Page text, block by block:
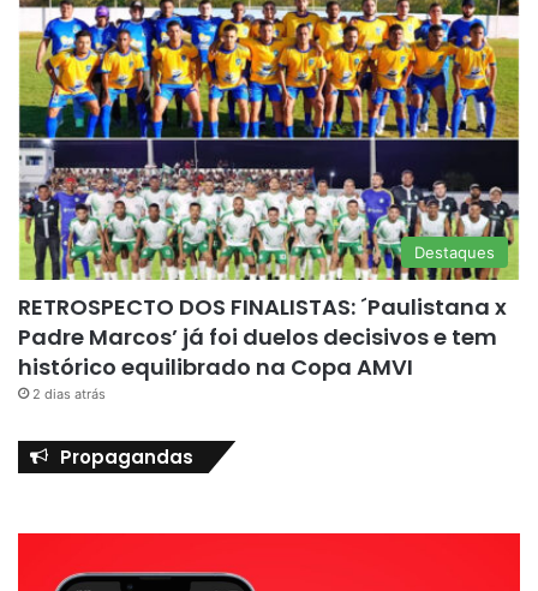
Destaques
RETROSPECTO DOS FINALISTAS: ´Paulistana x
Padre Marcos’ já foi duelos decisivos e tem
histórico equilibrado na Copa AMVI
2 dias atrás
Propagandas